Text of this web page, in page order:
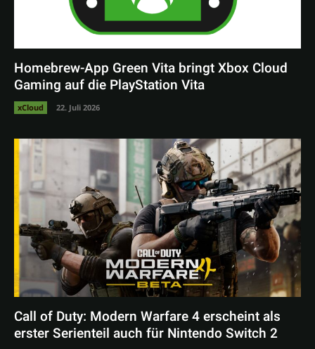
Homebrew-App Green Vita bringt Xbox Cloud
Gaming auf die PlayStation Vita
xCloud 22. Juli 2026
Call of Duty: Modern Warfare 4 erscheint als
erster Serienteil auch für Nintendo Switch 2